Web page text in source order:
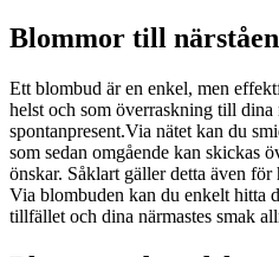
Blommor till
Ett blombud är en enkel, men
helst och som överraskning till dina
spontanpresent.Via nätet kan du
som sedan omgående kan skickas
önskar. Såklart gäller detta även för högtider och andra större dagar.
Via blombuden kan du enkelt hitta
tillfället och dina närmastes smak